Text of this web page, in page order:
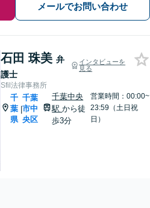
メールでお問い合わせ
石田 珠美 弁
護士
インタビューを
見る
Sfil法律事務所
千
葉
県
|
千葉
市中
央区
千葉中央
駅から徒
歩3分
営業時間：00:00~
23:59（土日祝
日）